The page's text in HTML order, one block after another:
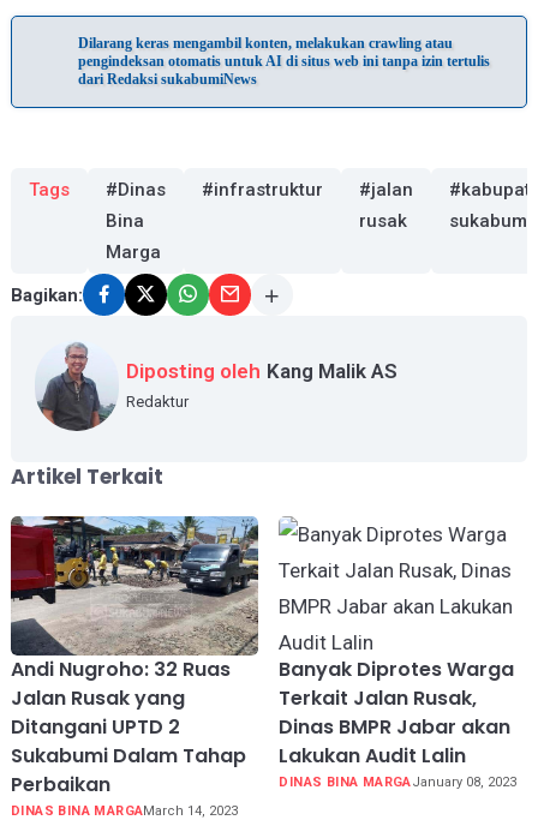
Dilarang keras mengambil konten, melakukan crawling atau
pengindeksan otomatis untuk AI di situs web ini tanpa izin tertulis
dari Redaksi sukabumiNews
Tags
#Dinas
Bina
Marga
#infrastruktur
#jalan
rusak
sukabumi
Bagikan:
Diposting oleh Kang Malik AS
Redaktur
Artikel Terkait
Andi Nugroho: 32 Ruas
Jalan Rusak yang
Ditangani UPTD 2
Sukabumi Dalam Tahap
Perbaikan
DINAS BINA MARGAMarch 14, 2023
Banyak Diprotes Warga
Terkait Jalan Rusak,
Dinas BMPR Jabar akan
Lakukan Audit Lalin
DINAS BINA MARGAJanuary 08, 2023